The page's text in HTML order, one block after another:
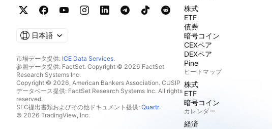
日本語
市場データ提供: ICE Data Services.
参照データ提供: FactSet. Copyright © 2026 FactSet
Research Systems Inc.
Copyright © 2026, American Bankers Association. CUSIP
データベース提供: FactSet Research Systems Inc. All rights
reserved.
SEC提出書類およびその他ドキュメント提供: Quartr.
© 2026 TradingView, Inc.
株式
ETF
債券
暗号コイン
CEXペア
DEXペア
Pine
ヒートマップ
株式
ETF
暗号コイン
カレンダー
経済